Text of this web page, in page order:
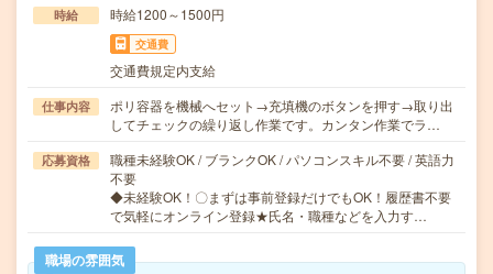
時給 時給1200～1500円
交通費
交通費規定内支給
仕事内容
ポリ容器を機械へセット→充填機のボタンを押す→取り出
してチェックの繰り返し作業です。カンタン作業でラ…
応募資格
職種未経験OK / ブランクOK / パソコンスキル不要 / 英語力
不要
◆未経験OK！〇まずは事前登録だけでもOK！履歴書不要
で気軽にオンライン登録★氏名・職種などを入力す…
職場の雰囲気